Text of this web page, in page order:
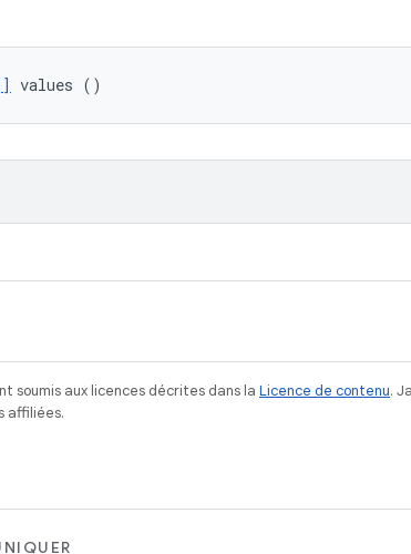
values ()
soumis aux licences décrites dans la Licence de contenu.
affiliées.